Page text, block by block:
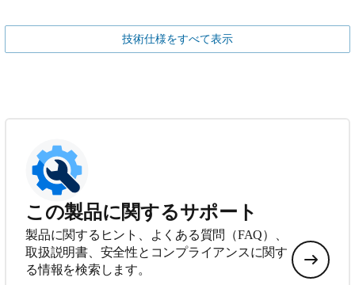
技術仕様をすべて表示
この製品に関するサポート
製品に関するヒント、よくある質問（FAQ）、
取扱説明書、安全性とコンプライアンスに関す
る情報を検索します。